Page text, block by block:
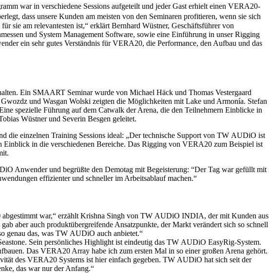
war in verschiedene Sessions aufgeteilt und jeder Gast erhielt einen VERA20-
dass unsere Kunden am meisten von den Seminaren profitieren, wenn sie sich
sie am relevantesten ist,“ erklärt Bernhard Wüstner, Geschäftsführer von
und System Management Software, sowie eine Einführung in unser Rigging
ein sehr gutes Verständnis für VERA20, die Performance, den Aufbau und das
Ein SMAART Seminar wurde von Michael Häck und Thomas Vestergaard
und Wasgan Wolski zeigten die Möglichkeiten mit Lake und Armonía. Stefan
spezielle Führung auf dem Catwalk der Arena, die den Teilnehmern Einblicke in
Wüstner und Severin Besgen geleitet.
die einzelnen Training Sessions ideal: „Der technische Support von TW AUDiO ist
Einblick in die verschiedenen Bereiche. Das Rigging von VERA20 zum Beispiel ist
Anwender und begrüßte den Demotag mit Begeisterung: “Der Tag war gefüllt mit
effizienter und schneller im Arbeitsablauf machen.“
war,“ erzählt Krishna Singh von TW AUDiO INDIA, der mit Kunden aus
aber auch produktübergreifende Ansatzpunkte, der Markt verändert sich so schnell
genau das, was TW AUDiO auch anbietet.“
Sein persönliches Highlight ist eindeutig das TW AUDiO EasyRig-System.
Das VERA20 Array habe ich zum ersten Mal in so einer großen Arena gehört.
des VERA20 Systems ist hier einfach gegeben. TW AUDiO hat sich seit der
das war nur der Anfang.“